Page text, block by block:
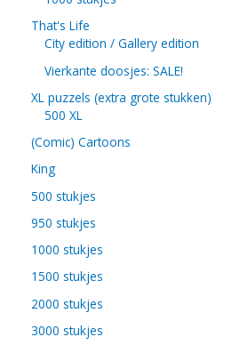
That's Life
City edition / Gallery edition
Vierkante doosjes: SALE!
XL puzzels (extra grote stukken)
500 XL
(Comic) Cartoons
King
500 stukjes
950 stukjes
1000 stukjes
1500 stukjes
2000 stukjes
3000 stukjes